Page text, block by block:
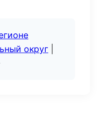
округ